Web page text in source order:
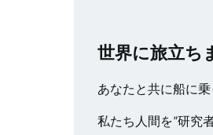
世界に旅立ち
あなたと共に船に乗
私たち人間を”研究